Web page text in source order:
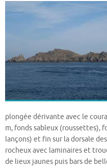
plongée dérivante avec le
m, fonds sableux (roussettes),
lançons) et fin sur la dorsale
rocheux avec laminaires et
de lieux jaunes puis bars de